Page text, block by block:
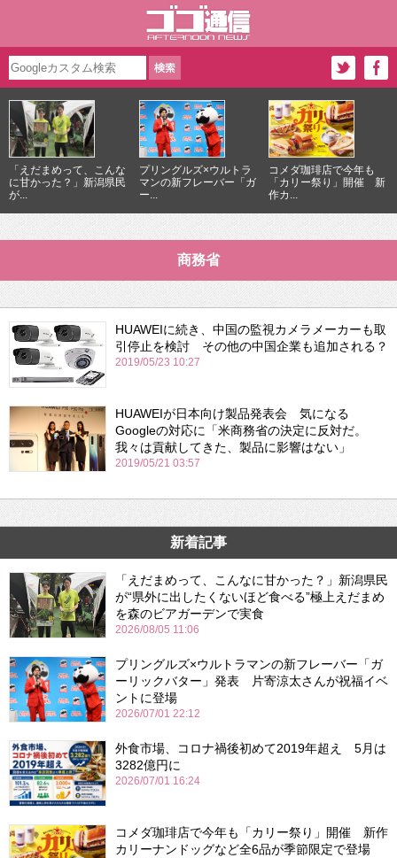
「えだまめって、こんな
に甘かった？」新潟県民
が...
プリングルズ×ウルトラ
マンの新フレーバー「ガ
ー...
コメダ珈琲店で今年も
「カリー祭り」開催 新
作カ...
商務省
HUAWEIに続き、中国の監視カメラメーカーも取
引停止を検討 その他の中国企業も追加される？
2019/05/23 10:27
HUAWEIが日本向け製品発表会 気になる
Googleの対応に「米商務省の決定に反対だ。
我々は貢献してきた、製品に影響はない」
2019/05/21 03:57
新着記事
「えだまめって、こんなに甘かった？」新潟県民
が“県外に出したくないほど食べる”極上えだまめ
を森のビアガーデンで実食
2026/08/05 11:06
プリングルズ×ウルトラマンの新フレーバー「ガ
ーリックバター」発表 片寄涼太さんが祝福イベ
ントに登場
2026/07/01 22:12
外食市場、コロナ禍後初めて2019年超え 5月は
3282億円に
2026/07/01 16:24
コメダ珈琲店で今年も「カリー祭り」開催 新作
カリーナンドッグなど全6品が季節限定で登場